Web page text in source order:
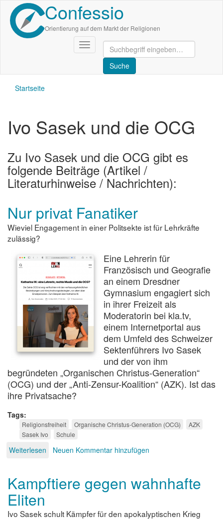
Direkt
zum
Inhalt
Confessio
Orientierung auf dem Markt der Religionen
Navigation
aktivieren/deaktivieren
Startseite
Ivo Sasek und die OCG
Zu Ivo Sasek und die OCG gibt es
folgende Beiträge (Artikel /
Literaturhinweise / Nachrichten):
Nur privat Fanatiker
Wieviel Engagement in einer Politsekte ist für Lehrkräfte
zulässig?
Eine Lehrerin für
Französisch und Geografie
an einem Dresdner
Gymnasium engagiert sich
in ihrer Freizeit als
Moderatorin bei kla.tv,
einem Internetportal aus
dem Umfeld des Schweizer
Sektenführers Ivo Sasek
und der von ihm
begründeten „Organischen Christus-Generation“
(OCG) und der „Anti-Zensur-Koalition“ (AZK). Ist das
ihre Privatsache?
Tags
Religionsfreiheit Organische Christus-Generation (OCG)
AZK
Sasek Ivo
Schule
Weiterlesen über
Fanatiker
Neuen Kommentar hinzufügen
Kampftiere gegen wahnhafte
Eliten
Ivo Sasek schult Kämpfer für den apokalyptischen Krieg